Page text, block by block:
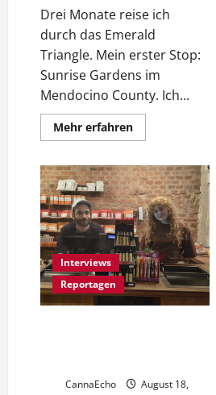
Drei Monate reise ich
durch das Emerald
Triangle. Mein erster Stop:
Sunrise Gardens im
Mendocino County. Ich...
Mehr erfahrenMehr
Informationen
Besuch
bei
Sunrise
Gardens
–
Mendocino
Sungrown
Cannabis
–
Emerald
Triangle
Interviews
Reportagen
CannaEcho
August 18,